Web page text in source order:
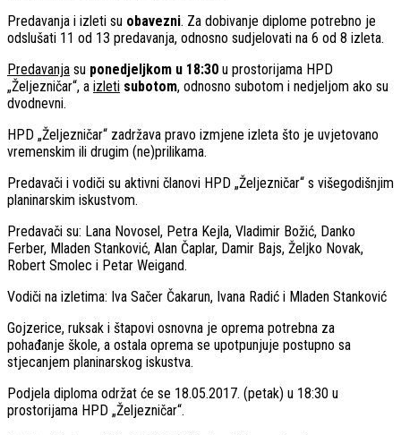
Predavanja i izleti su obavezni. Za dobivanje diplome potrebno je
odslušati 11 od 13 predavanja, odnosno sudjelovati na 6 od 8 izleta.
Predavanja su ponedjeljkom u 18:30 u prostorijama HPD
„Željezničar“, a izleti subotom, odnosno subotom i nedjeljom ako su
dvodnevni.
HPD „Željezničar“ zadržava pravo izmjene izleta što je uvjetovano
vremenskim ili drugim (ne)prilikama.
Predavači i vodiči su aktivni članovi HPD „Željezničar“ s višegodišnjim
planinarskim iskustvom.
Predavači su: Lana Novosel, Petra Kejla, Vladimir Božić, Danko
Ferber, Mladen Stanković, Alan Čaplar, Damir Bajs, Željko Novak,
Robert Smolec i Petar Weigand.
Vodiči na izletima: Iva Sačer Čakarun, Ivana Radić i Mladen Stanković
Gojzerice, ruksak i štapovi osnovna je oprema potrebna za
pohađanje škole, a ostala oprema se upotpunjuje postupno sa
stjecanjem planinarskog iskustva.
Podjela diploma održat će se 18.05.2017. (petak) u 18:30 u
prostorijama HPD „Željezničar“.